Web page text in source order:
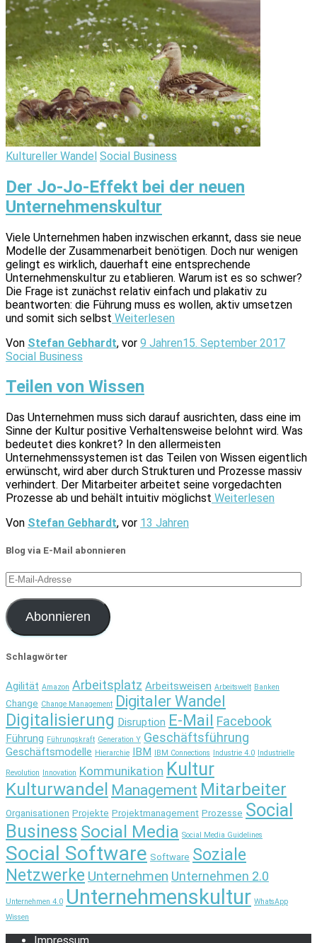
Kultureller Wandel Social Business
Der Jo-Jo-Effekt bei der neuen
Unternehmenskultur
Viele Unternehmen haben inzwischen erkannt, dass sie neue
Modelle der Zusammenarbeit benötigen. Doch nur wenigen
gelingt es wirklich, dauerhaft eine entsprechende
Unternehmenskultur zu etablieren. Warum ist es so schwer?
Die Frage ist zunächst relativ einfach und plakativ zu
beantworten: die Führung muss es wollen, aktiv umsetzen
und somit sich selbst Weiterlesen
Von Stefan Gebhardt, vor 9 Jahren15. September 2017
Social Business
Teilen von Wissen
Das Unternehmen muss sich darauf ausrichten, dass eine im
Sinne der Kultur positive Verhaltensweise belohnt wird. Was
bedeutet dies konkret? In den allermeisten
Unternehmenssystemen ist das Teilen von Wissen eigentlich
erwünscht, wird aber durch Strukturen und Prozesse massiv
verhindert. Der Mitarbeiter arbeitet seine vorgedachten
Prozesse ab und behält intuitiv möglichst Weiterlesen
Von Stefan Gebhardt, vor 13 Jahren
Blog via E-Mail abonnieren
E-
Mail-
Adresse
Abonnieren
Schlagwörter
Agilität Amazon Arbeitsplatz Arbeitsweisen Arbeitswelt Banken
Change Change Management Digitaler Wandel
Digitalisierung Disruption E-Mail Facebook
Führung Führungskraft Generation Y Geschäftsführung
Geschäftsmodelle Hierarchie IBM IBM Connections Industrie 4.0 Industrielle
Revolution Innovation Kommunikation Kultur
Kulturwandel Management Mitarbeiter
Organisationen Projekte Projektmanagement Prozesse Social
Business Social Media Social Media Guidelines
Social Software Software Soziale
Netzwerke Unternehmen Unternehmen 2.0
Unternehmen 4.0 Unternehmenskultur WhatsApp
Wissen